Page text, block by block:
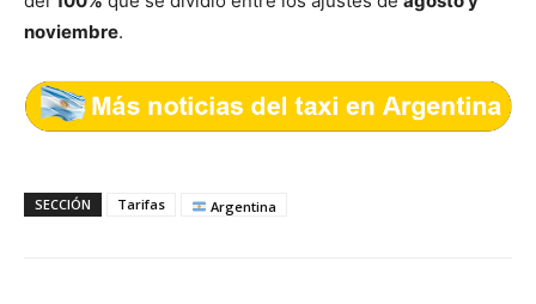
noviembre.
SECCIÓN Tarifas Argentina